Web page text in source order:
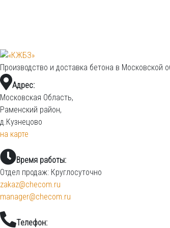
Производство и доставка бетона в Московской
Адрес:
Московская Область,
Раменский район,
д.Кузнецово
на карте
Время работы:
Отдел продаж: Круглосуточно
zakaz@checom.ru
manager@checom.ru
Телефон: